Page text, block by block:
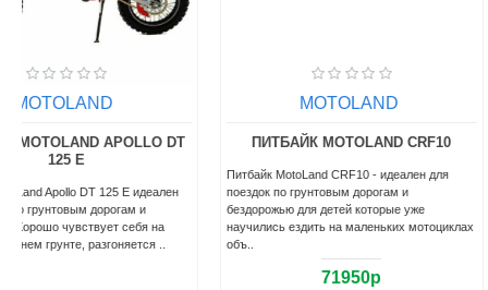
MOTOLAND
ПИТБАЙК MOTOLAND CRF10
Питбайк MotoLand CRF10 - идеален для
поездок по грунтовым дорогам и
бездорожью для детей которые уже
научились ездить на маленьких мотоциклах
объ..
MOTOLAND
ПИТБАЙК MOTOLAND
Питбайк MotoLand CRF125 SM
надёжный. Идеален для
грунтовым дорогам и
чувствует себя на мягком и